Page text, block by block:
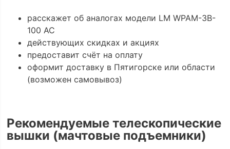
расскажет об аналогах модели LM WPAM-3B-
100 AC
действующих скидках и акциях
предоставит счёт на оплату
оформит доставку в Пятигорске или области
(возможен самовывоз)
Рекомендуемые телескопические
вышки (мачтовые подъемники)